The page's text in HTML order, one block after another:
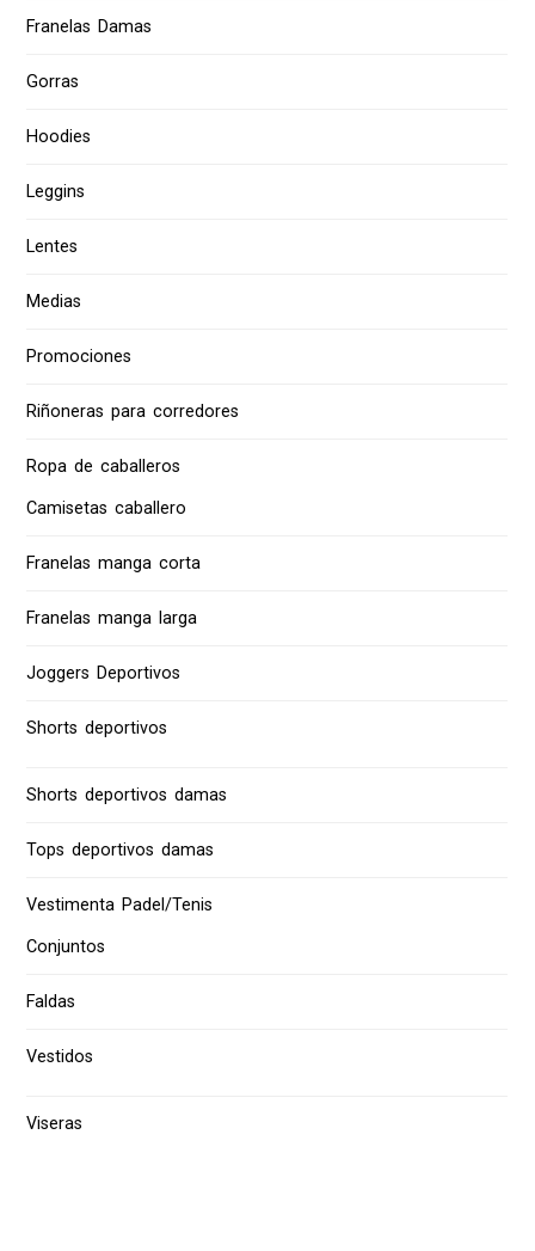
Franelas Damas
Gorras
Hoodies
Leggins
Lentes
Medias
Promociones
Riñoneras para corredores
Ropa de caballeros
Camisetas caballero
Franelas manga corta
Franelas manga larga
Joggers Deportivos
Shorts deportivos
Shorts deportivos damas
Tops deportivos damas
Vestimenta Padel/Tenis
Conjuntos
Faldas
Vestidos
Viseras